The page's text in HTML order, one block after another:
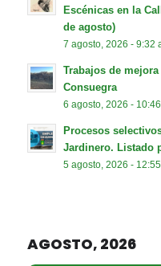
Escénicas en la
de agosto)
7 agosto, 2026 - 9:32
Trabajos de
Consuegra
6 agosto, 2026 -
Procesos
Jardinero. Listado
5 agosto, 2026 -
AGOSTO, 2026